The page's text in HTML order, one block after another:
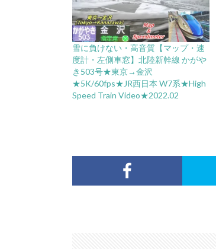
雪に負けない・高音質【マップ・速
度計・左側車窓】北陸新幹線 かがや
き503号★東京→金沢
★5K/60fps★JR西日本 W7系★High
Speed Train Video★2022.02